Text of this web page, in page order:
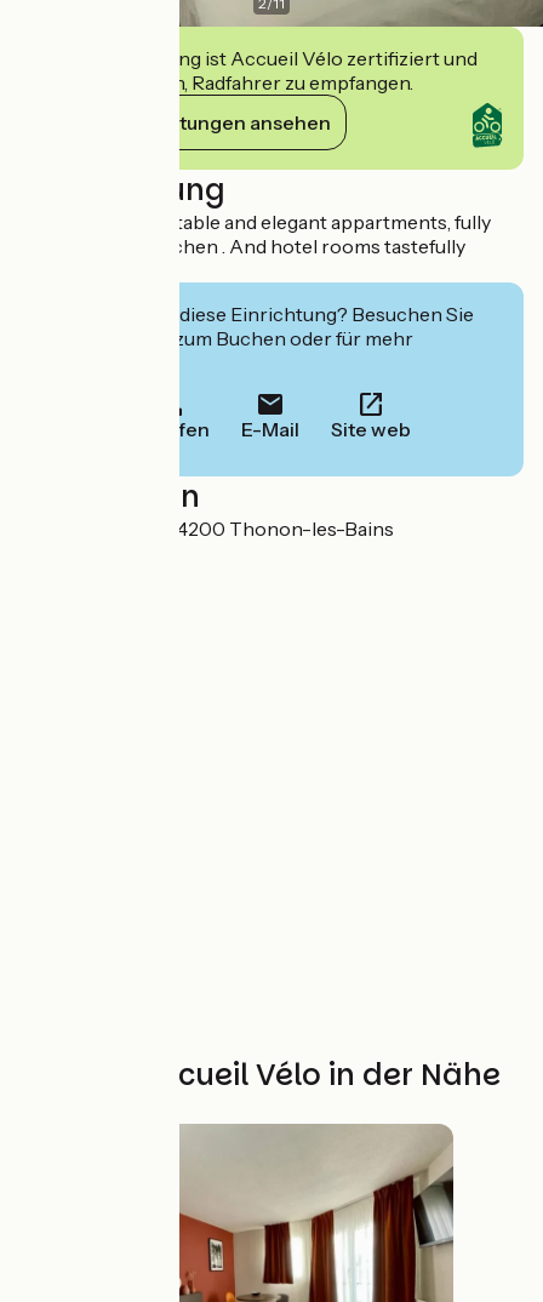
Diese Einrichtung ist Accueil Vélo zertifiziert und
verpflichtet sich, Radfahrer zu empfangen.
Ihre Verpflichtungen ansehen
Beschreibung
Rent of 35 confortable and elegant appartments, fully
equipped with kitchen . And hotel rooms tastefully
Interessiert Sie diese Einrichtung? Besuchen Sie
deren Website zum Buchen oder für mehr
Anrufen E-Mail Site web
Localisation
15 bis rue Vallon 74200 Thonon-les-Bains
Weitere Accueil Vélo in der Nähe